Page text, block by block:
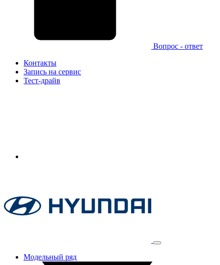
Вопрос - ответ
Контакты
Запись на сервис
Тест-драйв
Модельный ряд